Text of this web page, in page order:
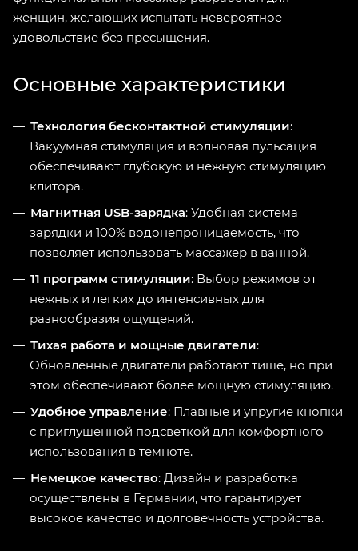
женщин, желающих испытать невероятное
удовольствие без пресыщения.
Основные характеристики
Технология бесконтактной стимуляции:
Вакуумная стимуляция и волновая пульсация
обеспечивают глубокую и нежную стимуляцию
клитора.
Магнитная USB-зарядка: Удобная система
зарядки и 100% водонепроницаемость, что
позволяет использовать массажер в ванной.
11 программ стимуляции: Выбор режимов от
нежных и легких до интенсивных для
разнообразия ощущений.
Тихая работа и мощные двигатели:
Обновленные двигатели работают тише, но при
этом обеспечивают более мощную стимуляцию.
Удобное управление: Плавные и упругие кнопки
с приглушенной подсветкой для комфортного
использования в темноте.
Немецкое качество: Дизайн и разработка
осуществлены в Германии, что гарантирует
высокое качество и долговечность устройства.